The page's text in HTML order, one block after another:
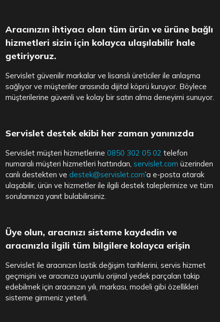
Aracınızın ihtiyacı olan tüm ürün ve ürüne bağlı
hizmetleri sizin için kolayca ulaşılabilir hale
getiriyoruz.
Servislet güvenilir markalar ve lisanslı üreticiler ile anlaşma
sağlıyor ve müşteriler arasında dijital köprü kuruyor. Böylece
müşterilerine güvenli ve kolay bir satın alma deneyimi sunuyor.
Servislet destek ekibi her zaman yanınızda
Servislet müşteri hizmetlerine0850 302 05 02telefon
numaralı müşteri hizmetleri hattından,servislet.com üzerinden
canlı destekten vedestek@servislet.com’a e-posta atarak
ulaşabilir, ürün ve hizmetler ile ilgili destek taleplerinize ve tüm
sorularınıza yanıt bulabilirsiniz.
Üye olun, aracınızı sisteme kaydedin ve
aracınızla ilgili tüm bilgilere kolayca erişin
Servislet ile aracınızın lastik değişim tarihlerini, servis hizmet
geçmişini ve aracınıza uyumlu orijinal yedek parçaları takip
edebilmek için aracınızın yılı, markası, modeli gibi özellikleri
sisteme girmeniz yeterli.